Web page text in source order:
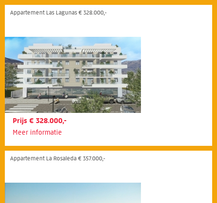
Appartement Las Lagunas € 328.000,-
Prijs € 328.000,-
Meer informatie
Appartement La Rosaleda € 357.000,-